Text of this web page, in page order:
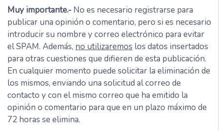
Muy importante.- No es necesario registrarse para
publicar una opinión o comentario, pero si es necesario
introducir su nombre y correo electrónico para evitar
el SPAM. Además, no utilizaremos los datos insertados
para otras cuestiones que difieren de esta publicación.
En cualquier momento puede solicitar la eliminación de
los mismos, enviando una solicitud al correo de
contacto y con el mismo correo que ha emitido la
opinión o comentario para que en un plazo máximo de
72 horas se elimina.